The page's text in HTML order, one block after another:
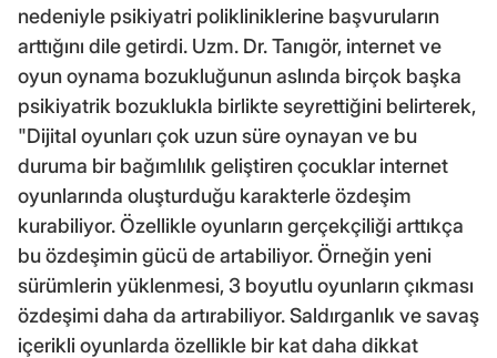
nedeniyle psikiyatri polikliniklerine başvuruların
arttığını dile getirdi. Uzm. Dr. Tanıgör, internet ve
oyun oynama bozukluğunun aslında birçok başka
psikiyatrik bozuklukla birlikte seyrettiğini belirterek,
"Dijital oyunları çok uzun süre oynayan ve bu
duruma bir bağımlılık geliştiren çocuklar internet
oyunlarında oluşturduğu karakterle özdeşim
kurabiliyor. Özellikle oyunların gerçekçiliği arttıkça
bu özdeşimin gücü de artabiliyor. Örneğin yeni
sürümlerin yüklenmesi, 3 boyutlu oyunların çıkması
özdeşimi daha da artırabiliyor. Saldırganlık ve savaş
içerikli oyunlarda özellikle bir kat daha dikkat